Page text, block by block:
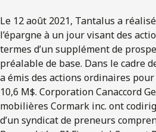
Le 12 août 2021, Tantalus a
l’épargne à un jour visant des
termes d’un supplément de
préalable de base. Dans le cadre
a émis des actions ordinaires
10,6 M$. Corporation Canaccord
mobilières Cormark inc. ont
d’un syndicat de preneurs